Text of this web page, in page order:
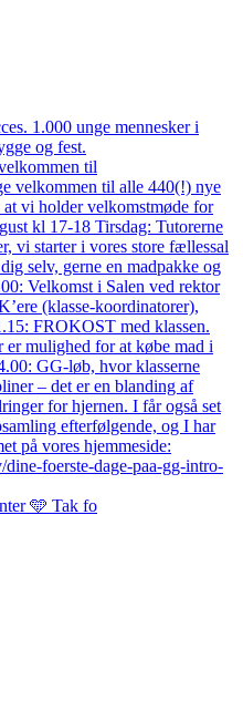
1.000 unge mennesker i
og fest.
til
🩵 Tak fo